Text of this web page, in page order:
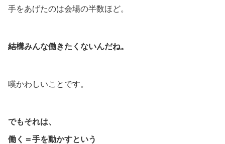
手をあげたのは会場の半数ほど。
結構みんな働きたくないんだね。
嘆かわしいことです。
でもそれは、
働く＝手を動かすという